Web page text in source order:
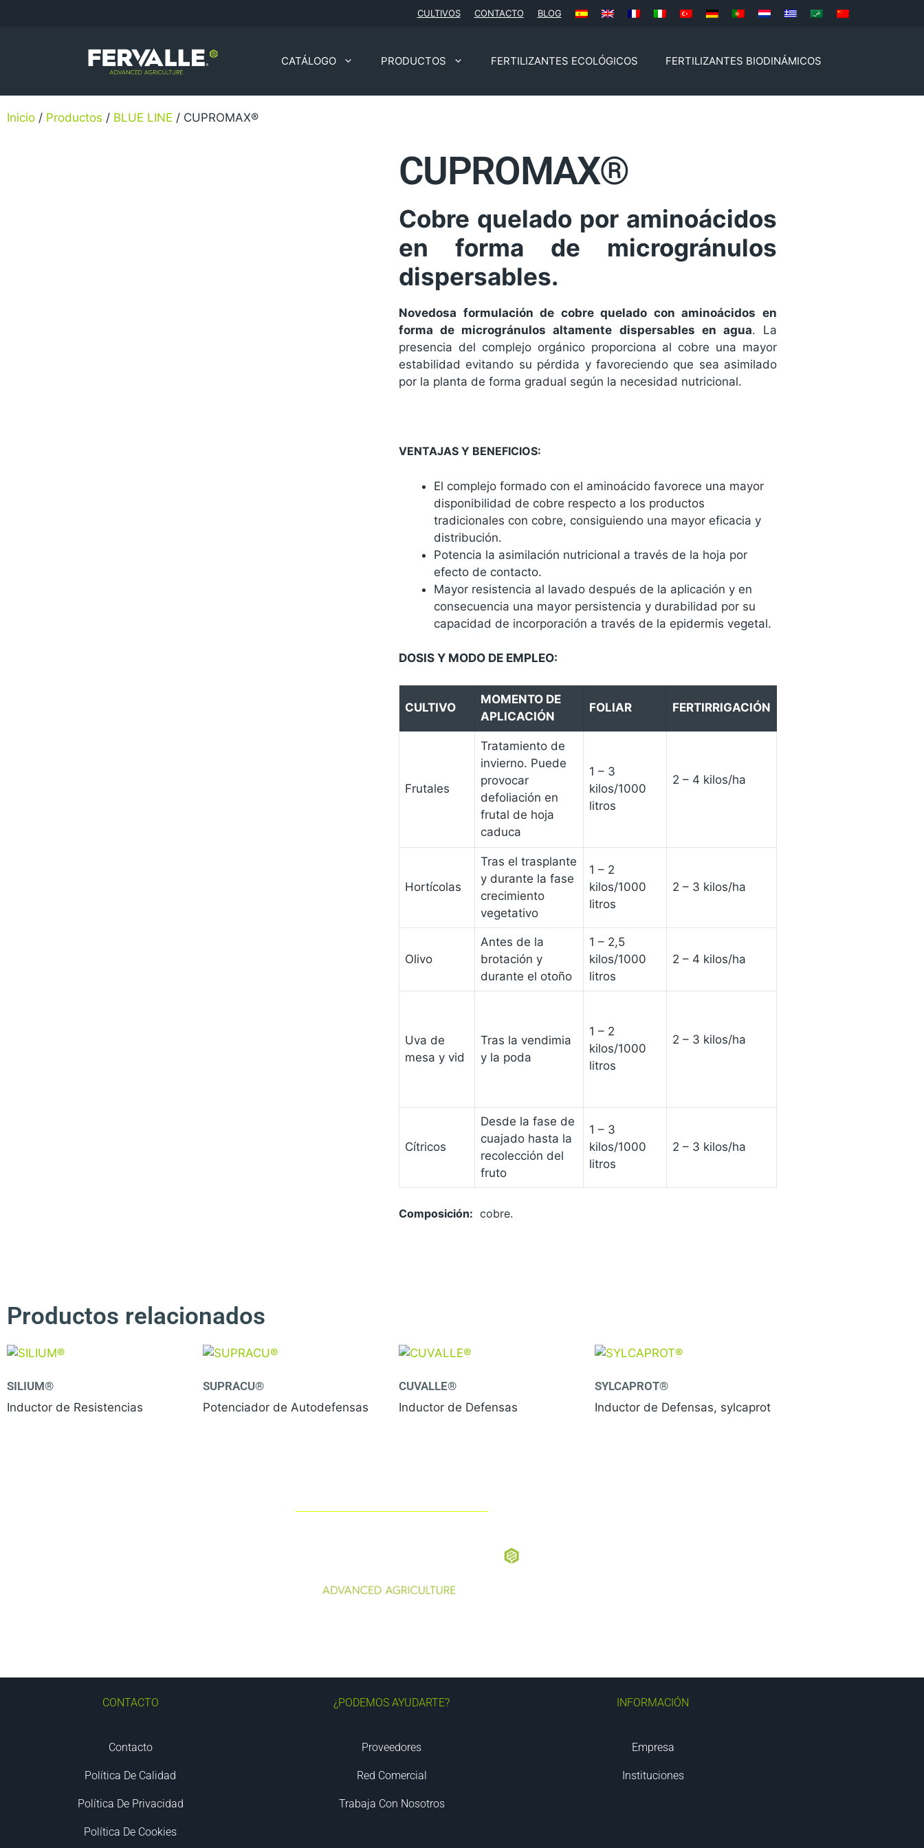
CULTIVOS CONTACTO BLOG
CATÁLOGO PRODUCTOS FERTILIZANTES ECOLÓGICOS FERTILIZANTES BIODINÁMICOS
Inicio / Productos / BLUE LINE / CUPROMAX®
CUPROMAX®
Cobre quelado por aminoácidos
en forma de microgránulos
dispersables.
Novedosa formulación de cobre quelado con aminoácidos en
forma de microgránulos altamente dispersables en agua. La
presencia del complejo orgánico proporciona al cobre una mayor
estabilidad evitando su pérdida y favoreciendo que sea asimilado
por la planta de forma gradual según la necesidad nutricional.
VENTAJAS Y BENEFICIOS:
El complejo formado con el aminoácido favorece una mayor
disponibilidad de cobre respecto a los productos
tradicionales con cobre, consiguiendo una mayor eficacia y
distribución.
Potencia la asimilación nutricional a través de la hoja por
efecto de contacto.
Mayor resistencia al lavado después de la aplicación y en
consecuencia una mayor persistencia y durabilidad por su
capacidad de incorporación a través de la epidermis vegetal.
DOSIS Y MODO DE EMPLEO:
CULTIVO
MOMENTO DE
APLICACIÓN
FOLIAR FERTIRRIGACIÓN
Frutales
Tratamiento de
invierno. Puede
provocar
defoliación en
frutal de hoja
caduca
1 – 3
kilos/1000
litros
2 – 4 kilos/ha
Hortícolas
Tras el trasplante
y durante la fase
crecimiento
vegetativo
1 – 2
kilos/1000
litros
2 – 3 kilos/ha
Olivo
Antes de la
brotación y
durante el otoño
1 – 2,5
kilos/1000
litros
2 – 4 kilos/ha
Uva de
mesa y vid
Tras la vendimia
y la poda
1 – 2
kilos/1000
litros
2 – 3 kilos/ha
Cítricos
Desde la fase de
cuajado hasta la
recolección del
fruto
1 – 3
kilos/1000
litros
2 – 3 kilos/ha
Composición: cobre.
Productos relacionados
SILIUM®
Inductor de Resistencias
SUPRACU®
Potenciador de Autodefensas
CUVALLE®
Inductor de Defensas
SYLCAPROT®
Inductor de Defensas, sylcaprot
CONTACTO
Contacto
Política De Calidad
Política De Privacidad
Política De Cookies
¿PODEMOS AYUDARTE?
Proveedores
Red Comercial
Trabaja Con Nosotros
INFORMACIÓN
Empresa
Instituciones